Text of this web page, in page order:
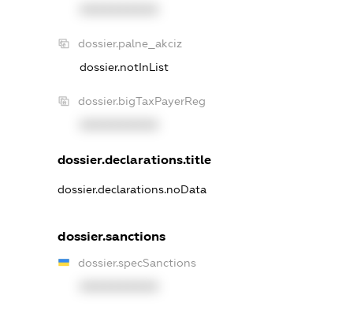
dossier.palne_akciz
dossier.notInList
dossier.bigTaxPayerReg
dossier.declarations.title
dossier.declarations.noData
dossier.sanctions
dossier.specSanctions